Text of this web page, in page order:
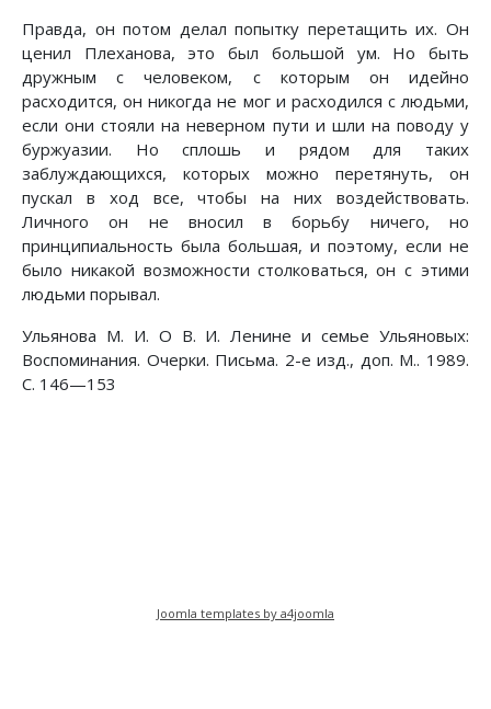
Правда, он потом делал попытку перетащить их. Он
ценил Плеханова, это был большой ум. Но быть
дружным с человеком, с которым он идейно
расходится, он никогда не мог и расходился с людьми,
если они стояли на неверном пути и шли на поводу у
буржуазии. Но сплошь и рядом для таких
заблуждающихся, которых можно перетянуть, он
пускал в ход все, чтобы на них воздействовать.
Личного он не вносил в борьбу ничего, но
принципиальность была большая, и поэтому, если не
было никакой возможности столковаться, он с этими
людьми порывал.
Ульянова М. И. О В. И. Ленине и семье Ульяновых:
Воспоминания. Очерки. Письма. 2-е изд., доп. М.. 1989.
С. 146—153
Joomla templates by a4joomla